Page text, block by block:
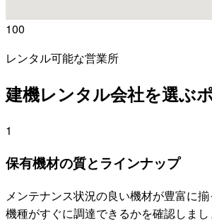
100
レンタル可能な営業所
建機レンタル会社を選ぶ
1
保有機材の質とラインナップ
メンテナンス状況の良い機材が豊富に
機種がすぐに調達できるかを確認しまし